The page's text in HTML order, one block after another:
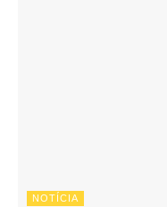
NOTÍCIA